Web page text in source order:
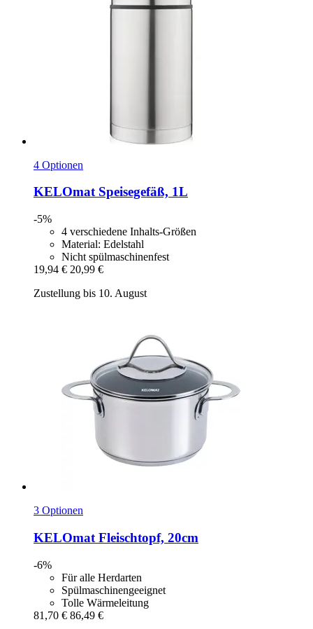
4 Optionen
KELOmatSpeisegefäß, 1L
-5%
4 verschiedene Inhalts-Größen
Material: Edelstahl
Nicht spülmaschinenfest
19,94 € 20,99 €
Zustellung bis 10. August
3 Optionen
KELOmat Fleischtopf, 20cm
-6%
Für alle Herdarten
Spülmaschinengeeignet
Tolle Wärmeleitung
81,70 € 86,49 €